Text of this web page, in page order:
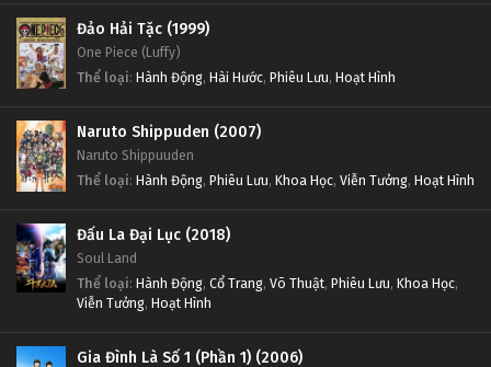
Đảo Hải Tặc (1999)
One Piece (Luffy)
Thể loại: Hành Động, Hài Hước, Phiêu Lưu, Hoạt Hình
Naruto Shippuden (2007)
Naruto Shippuuden
Thể loại: Hành Động, Phiêu Lưu, Khoa Học, Viễn Tưởng, Hoạt Hình
Đấu La Đại Lục (2018)
Soul Land
Thể loại: Hành Động, Cổ Trang, Võ Thuật, Phiêu Lưu, Khoa Học,
Viễn Tưởng, Hoạt Hình
Gia Đình Là Số 1 (Phần 1) (2006)